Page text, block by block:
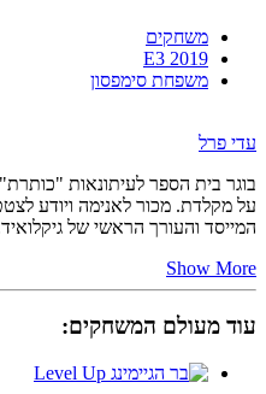
משחקים
E3 2019
משפחת סימפסון
עדי פרל
בוגר בית הספר לעיתונאות
על מקלדת. מכור לאנימה ויודע
המייסד והעורך הראשי של
Show More
עוד מעולם המשחקים: